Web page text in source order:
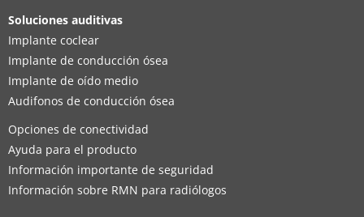
Soluciones auditivas
Implante coclear
Implante de conducción ósea
Implante de oído medio
Audifonos de conducción ósea
Opciones de conectividad
Ayuda para el producto
Información importante de seguridad
Información sobre RMN para radiólogos